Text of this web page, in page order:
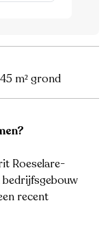
m² grond
Roeselare-
recent